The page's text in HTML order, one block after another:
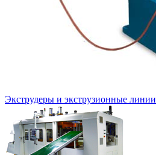
Экструдеры и экструзионные линии